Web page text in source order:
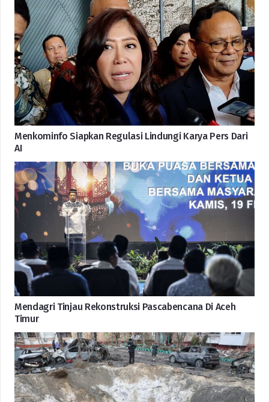
Menkominfo Siapkan Regulasi Lindungi Karya Pers Dari
AI
Mendagri Tinjau Rekonstruksi Pascabencana Di Aceh
Timur